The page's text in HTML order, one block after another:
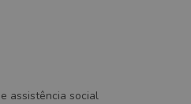
assistência social